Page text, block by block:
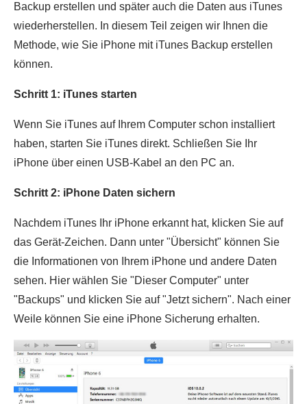
Backup erstellen und später auch die Daten aus iTunes
wiederherstellen. In diesem Teil zeigen wir Ihnen die
Methode, wie Sie iPhone mit iTunes Backup erstellen
können.
Schritt 1: iTunes starten
Wenn Sie iTunes auf Ihrem Computer schon installiert
haben, starten Sie iTunes direkt. Schließen Sie Ihr
iPhone über einen USB-Kabel an den PC an.
Schritt 2: iPhone Daten sichern
Nachdem iTunes Ihr iPhone erkannt hat, klicken Sie auf
das Gerät-Zeichen. Dann unter "Übersicht" können Sie
die Informationen von Ihrem iPhone und andere Daten
sehen. Hier wählen Sie "Dieser Computer" unter
"Backups" und klicken Sie auf "Jetzt sichern". Nach einer
Weile können Sie eine iPhone Sicherung erhalten.